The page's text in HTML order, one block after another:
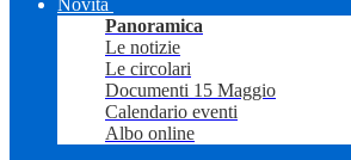
Novità
Panoramica
Le notizie
Le circolari
Documenti 15 Maggio
Calendario eventi
Albo online